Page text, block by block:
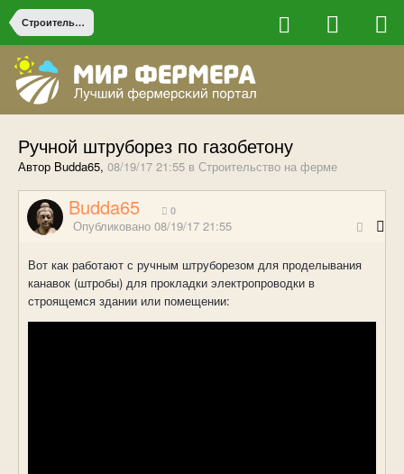
Строительство на ферме
Ручной штруборез по газобетону
Автор Budda65, 08/19/17 21:55 в Строительство на ферме
Budda65 0
Опубликовано 08/19/17 21:55
Вот как работают с ручным штруборезом для проделывания
канавок (штробы) для прокладки электропроводки в
строящемся здании или помещении: